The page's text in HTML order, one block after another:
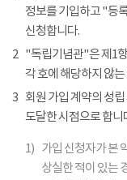
정보를 기입하고 "등
신청합니다.
2 "독립기념관"은 제1
각 호에 해당하지 않
3 회원 가입 계약의 성
도달한 시점으로 합니
1) 가입 신청자가 본
상실한 적이 있는